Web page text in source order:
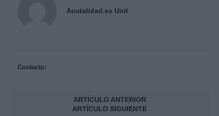
Acutalidad.es Unit
Contacto:
ARTÍCULO ANTERIOR
ARTÍCULO SIGUIENTE